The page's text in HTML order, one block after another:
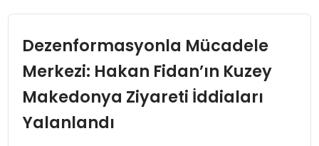
İDEAL SPOR
Dezenformasyonla Mücadele
Merkezi: Hakan Fidan’ın Kuzey
Makedonya Ziyareti İddiaları
Yalanlandı